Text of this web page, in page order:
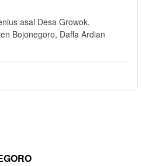
asal Desa Growok,
Bojonegoro, Daffa Ardian